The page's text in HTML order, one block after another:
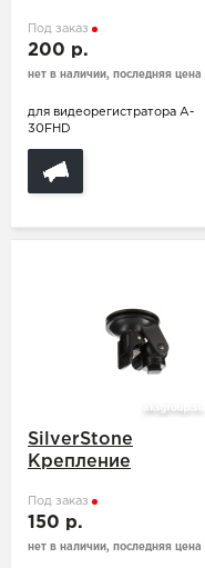
Под заказ
200 р.
нет в наличии, последняя цена
для видеорегистратора A-
30FHD
SilverStone
Крепление
Под заказ
150 р.
нет в наличии, последняя цена